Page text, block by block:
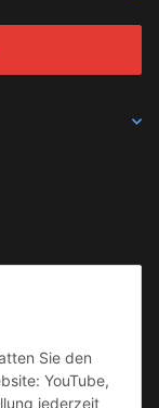
Sie den
YouTube,
jederzeit